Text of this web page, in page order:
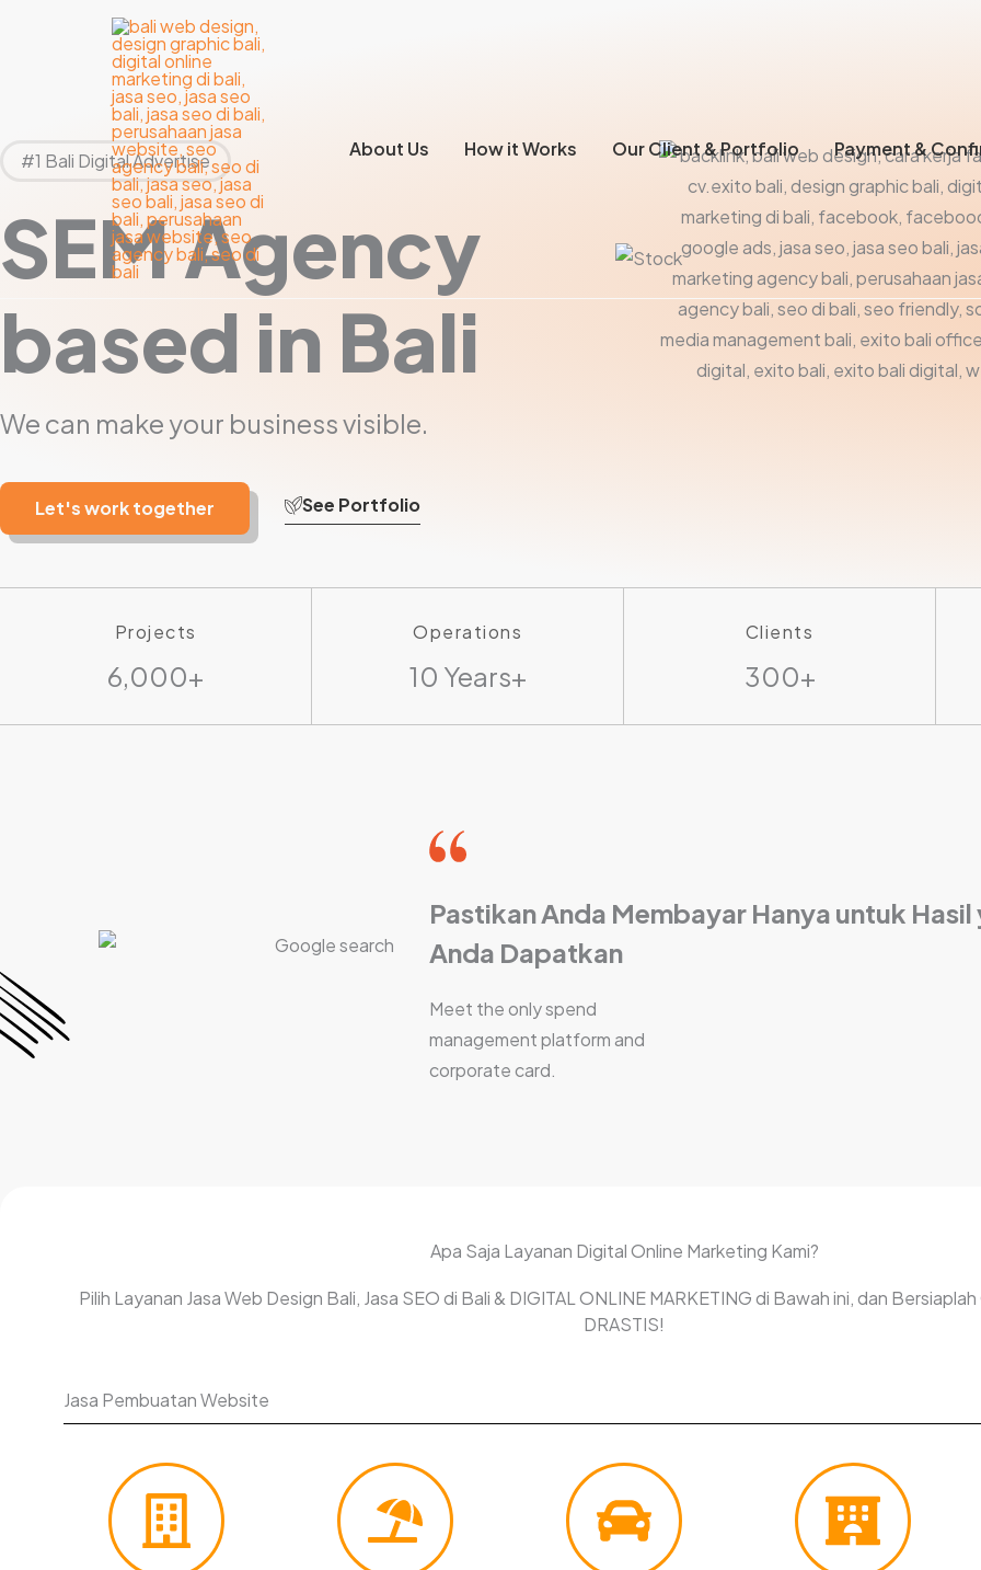
About Us How it Works Our Client & Portfolio Payment &
#1 Bali Digital Advertise
SEM Agency
based in Bali
We can make your business visible.
Let's work together See Portfolio
Projects
6,000+
Operations
10 Years+
Clients
300+
Pastikan Anda Membayar Hanya untuk Hasil
Anda Dapatkan
Meet the only spend
management platform and
corporate card.
Apa Saja Layanan Digital Online Marketing Kami?
Pilih Layanan Jasa Web Design Bali, Jasa SEO di Bali & DIGITAL ONLINE MARKETING di Bawah ini, dan
DRASTIS!
Jasa Pembuatan Website